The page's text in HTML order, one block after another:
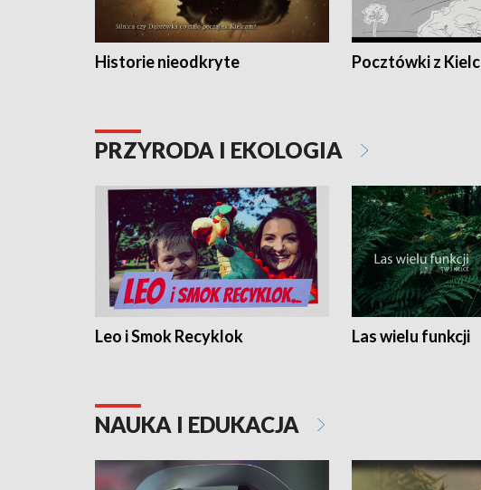
Historie nieodkryte Pocztówki z Kielc
PRZYRODA I EKOLOGIA
Leo i Smok Recyklok Las wielu funkcji
NAUKA I EDUKACJA